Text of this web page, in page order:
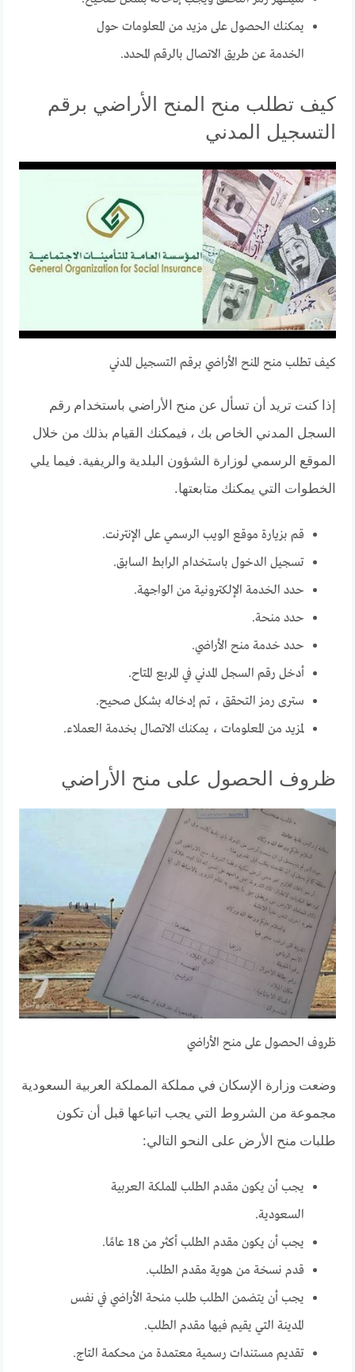
يمكنك الحصول على مزيد من المعلومات حول
الخدمة عن طريق الاتصال بالرقم المحدد.
كيف تطلب منح المنح الأراضي برقم
التسجيل المدني
كيف تطلب منح المنح الأراضي برقم التسجيل المدني
إذا كنت تريد أن تسأل عن منح الأراضي باستخدام رقم
السجل المدني الخاص بك ، فيمكنك القيام بذلك من خلال
الموقع الرسمي لوزارة الشؤون البلدية والريفية. فيما يلي
الخطوات التي يمكنك متابعتها.
قم بزيارة موقع الويب الرسمي على الإنترنت.
تسجيل الدخول باستخدام الرابط السابق.
حدد الخدمة الإلكترونية من الواجهة.
حدد منحة.
حدد خدمة منح الأراضي.
أدخل رقم السجل المدني في المربع المتاح.
سترى رمز التحقق ، تم إدخاله بشكل صحيح.
لمزيد من المعلومات ، يمكنك الاتصال بخدمة العملاء.
ظروف الحصول على منح الأراضي
ظروف الحصول على منح الأراضي
وضعت وزارة الإسكان في مملكة المملكة العربية السعودية
مجموعة من الشروط التي يجب اتباعها قبل أن تكون
طلبات منح الأرض على النحو التالي:
يجب أن يكون مقدم الطلب المملكة العربية
السعودية.
يجب أن يكون مقدم الطلب أكثر من 18 عامًا.
قدم نسخة من هوية مقدم الطلب.
يجب أن يتضمن الطلب طلب منحة الأراضي في نفس
المدينة التي يقيم فيها مقدم الطلب.
تقديم مستندات رسمية معتمدة من محكمة التاج.